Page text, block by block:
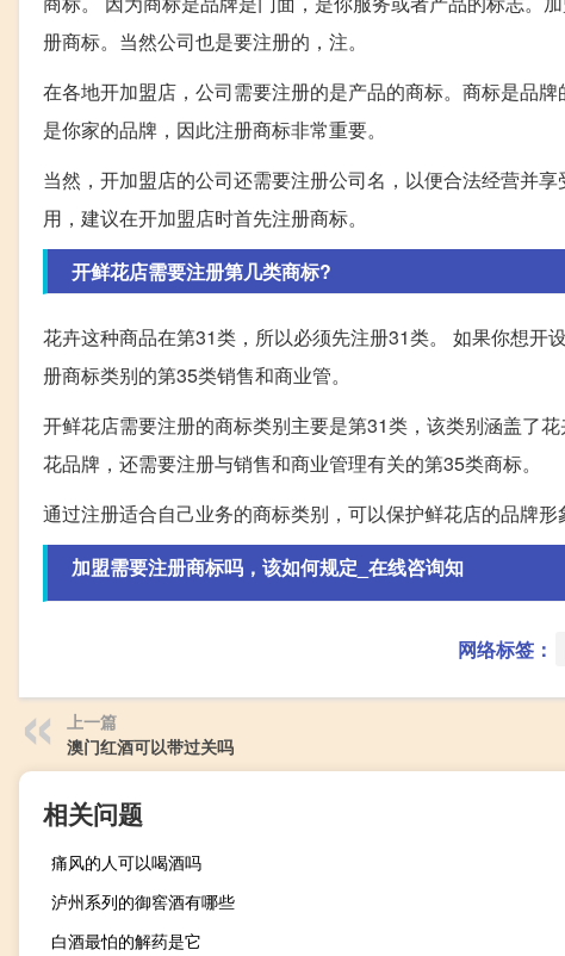
册商标。当然公司也是要注册的，注。
在各地开加盟店，公司需要注册的是产品的商标。商标是品
是你家的品牌，因此注册商标非常重要。
当然，开加盟店的公司还需要注册公司名，以便合法经营并
用，建议在开加盟店时首先注册商标。
开鲜花店需要注册第几类商标?
花卉这种商品在第31类，所以必须先注册31类。 如果你想开
册商标类别的第35类销售和商业管。
开鲜花店需要注册的商标类别主要是第31类，该类别涵盖了
花品牌，还需要注册与销售和商业管理有关的第35类商标。
通过注册适合自己业务的商标类别，可以保护鲜花店的品牌
加盟需要注册商标吗，该如何规定_在线咨询知
网络标签：
上一篇
澳门红酒可以带过关吗
相关问题
痛风的人可以喝酒吗
泸州系列的御窖酒有哪些
白酒最怕的解药是它